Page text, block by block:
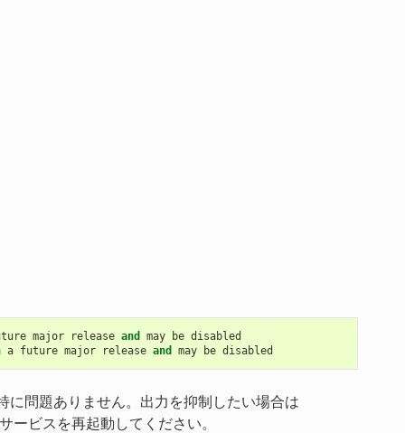
major release and may be disabled
a future major release and may be disabled
に問題ありません。出力を抑制したい場合は
ビスを再起動してください。